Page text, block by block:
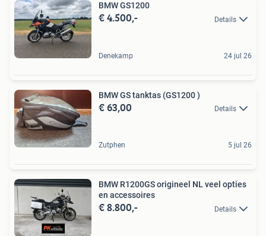
BMW GS1200
€ 4.500,- Details
Denekamp 24 jul 26
BMW GS tanktas (GS1200 )
€ 63,00 Details
Zutphen 5 jul 26
BMW R1200GS origineel NL veel opties
en accessoires
€ 8.800,- Details